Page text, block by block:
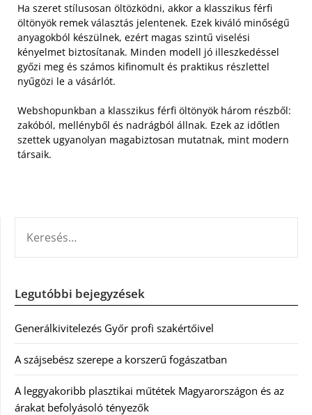
Ha szeret stílusosan öltözködni, akkor a klasszikus férfi
öltönyök remek választás jelentenek. Ezek kiváló minőségű
anyagokból készülnek, ezért magas szintű viselési
kényelmet biztosítanak. Minden modell jó illeszkedéssel
győzi meg és számos kifinomult és praktikus részlettel
nyűgözi le a vásárlót.
Webshopunkban a klasszikus férfi öltönyök három részből:
zakóból, mellényből és nadrágból állnak. Ezek az időtlen
szettek ugyanolyan magabiztosan mutatnak, mint modern
társaik.
Legutóbbi bejegyzések
Generálkivitelezés Győr profi szakértőivel
A szájsebész szerepe a korszerű fogászatban
A leggyakoribb plasztikai műtétek Magyarországon és az
árakat befolyásoló tényezők